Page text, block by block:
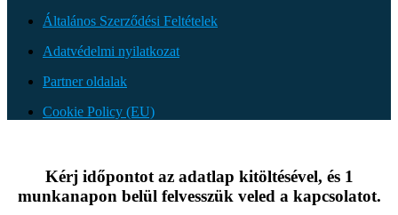
Általános Szerződési Feltételek
Adatvédelmi nyilatkozat
Partner oldalak
Cookie Policy (EU)
Kérj időpontot az adatlap kitöltésével, és 1
munkanapon belül felvesszük veled a kapcsolatot.